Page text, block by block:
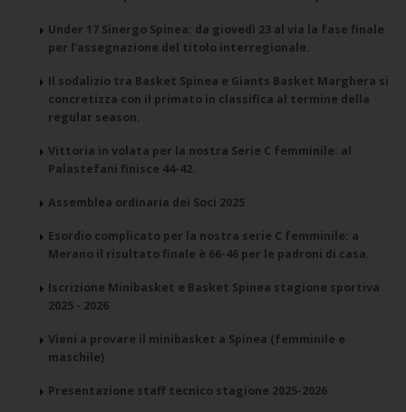
Under 17 Sinergo Spinea: da giovedì 23 al via la fase finale
per l’assegnazione del titolo interregionale.
Il sodalizio tra Basket Spinea e Giants Basket Marghera si
concretizza con il primato in classifica al termine della
regular season.
Vittoria in volata per la nostra Serie C femminile: al
Palastefani finisce 44-42.
Assemblea ordinaria dei Soci 2025
Esordio complicato per la nostra serie C femminile: a
Merano il risultato finale è 66-46 per le padroni di casa.
Iscrizione Minibasket e Basket Spinea stagione sportiva
2025 - 2026
Vieni a provare il minibasket a Spinea (femminile e
maschile)
Presentazione staff tecnico stagione 2025-2026